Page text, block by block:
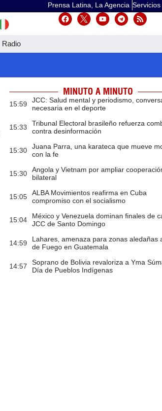
Prensa Latina, La Agencia Servicios
Radio
MINUTO A MINUTO
15:59
JCC: Salud mental y periodismo,
necesaria en el deporte
15:33
Tribunal Electoral brasileño refuerza
contra desinformación
15:30
Juana Parra, una karateca que mueve
con la fe
15:30
Angola y Vietnam por ampliar
bilateral
15:05
ALBA Movimientos reafirma en Cuba
compromiso con el socialismo
15:04
México y Venezuela dominan finales de
JCC de Santo Domingo
14:59
Lahares, amenaza para zonas aledañas
de Fuego en Guatemala
14:57
Soprano de Bolivia revaloriza a Yma
Día de Pueblos Indígenas